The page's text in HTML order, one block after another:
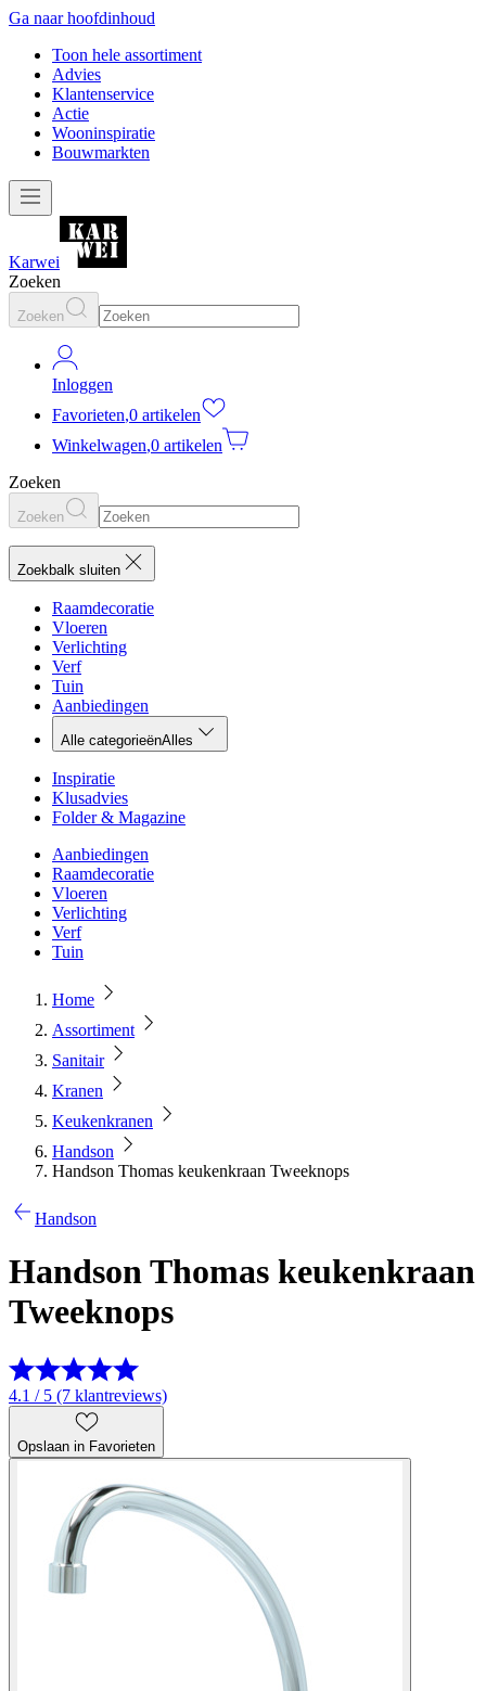
Ga naar hoofdinhoud
Toon hele assortiment
Advies
Klantenservice
Actie
Wooninspiratie
Bouwmarkten
Karwei
Zoeken
Zoeken
Inloggen
Favorieten,0 artikelen
Winkelwagen,0 artikelen
Zoeken
Zoeken
Zoekbalk sluiten
Raamdecoratie
Vloeren
Verlichting
Verf
Tuin
Aanbiedingen
Alle categorieënAlles
Inspiratie
Klusadvies
Folder & Magazine
Aanbiedingen
Raamdecoratie
Vloeren
Verlichting
Verf
Tuin
Home
Assortiment
Sanitair
Kranen
Keukenkranen
Handson
Handson Thomas keukenkraan Tweeknops
Handson
Handson Thomas keukenkraan
Tweeknops
4.1 / 5 (7 klantreviews)
Opslaan in Favorieten